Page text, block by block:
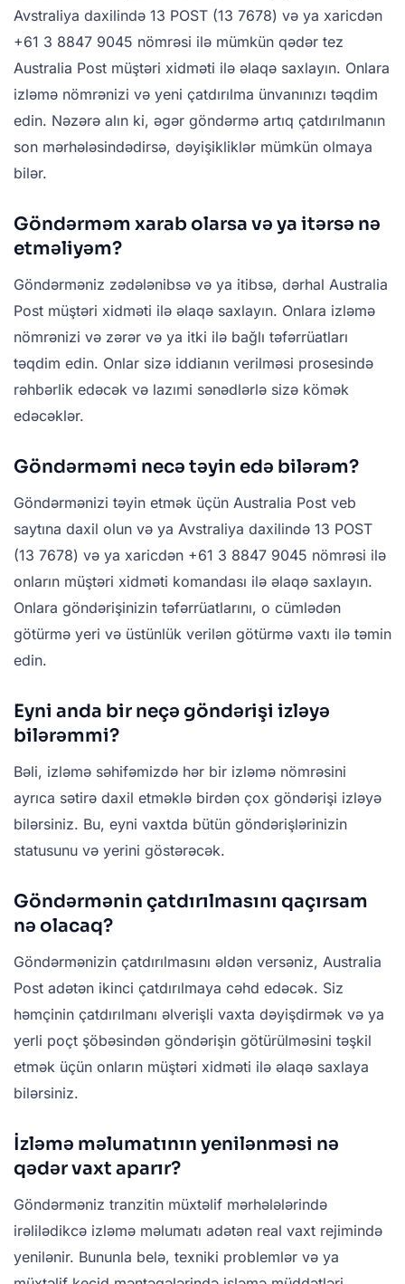
Avstraliya daxilində 13 POST (13 7678) və ya xaricdən
+61 3 8847 9045 nömrəsi ilə mümkün qədər tez
Australia Post müştəri xidməti ilə əlaqə saxlayın. Onlara
izləmə nömrənizi və yeni çatdırılma ünvanınızı təqdim
edin. Nəzərə alın ki, əgər göndərmə artıq çatdırılmanın
son mərhələsindədirsə, dəyişikliklər mümkün olmaya
bilər.
Göndərməm xarab olarsa və ya itərsə nə
etməliyəm?
Göndərməniz zədələnibsə və ya itibsə, dərhal Australia
Post müştəri xidməti ilə əlaqə saxlayın. Onlara izləmə
nömrənizi və zərər və ya itki ilə bağlı təfərrüatları
təqdim edin. Onlar sizə iddianın verilməsi prosesində
rəhbərlik edəcək və lazımi sənədlərlə sizə kömək
edəcəklər.
Göndərməmi necə təyin edə bilərəm?
Göndərmənizi təyin etmək üçün Australia Post veb
saytına daxil olun və ya Avstraliya daxilində 13 POST
(13 7678) və ya xaricdən +61 3 8847 9045 nömrəsi ilə
onların müştəri xidməti komandası ilə əlaqə saxlayın.
Onlara göndərişinizin təfərrüatlarını, o cümlədən
götürmə yeri və üstünlük verilən götürmə vaxtı ilə təmin
edin.
Eyni anda bir neçə göndərişi izləyə
bilərəmmi?
Bəli, izləmə səhifəmizdə hər bir izləmə nömrəsini
ayrıca sətirə daxil etməklə birdən çox göndərişi izləyə
bilərsiniz. Bu, eyni vaxtda bütün göndərişlərinizin
statusunu və yerini göstərəcək.
Göndərmənin çatdırılmasını qaçırsam
nə olacaq?
Göndərmənizin çatdırılmasını əldən versəniz, Australia
Post adətən ikinci çatdırılmaya cəhd edəcək. Siz
həmçinin çatdırılmanı əlverişli vaxta dəyişdirmək və ya
yerli poçt şöbəsindən göndərişin götürülməsini təşkil
etmək üçün onların müştəri xidməti ilə əlaqə saxlaya
bilərsiniz.
İzləmə məlumatının yenilənməsi nə
qədər vaxt aparır?
Göndərməniz tranzitin müxtəlif mərhələlərində
irəlilədikcə izləmə məlumatı adətən real vaxt rejimində
yenilənir. Bununla belə, texniki problemlər və ya